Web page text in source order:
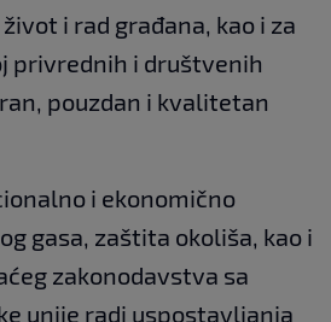
i rad građana, kao i za
privrednih i društvenih
pouzdan i kvalitetan
i ekonomično
gasa, zaštita okoliša, kao i
zakonodavstva sa
unije radi uspostavljanja